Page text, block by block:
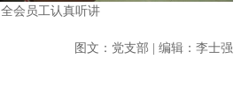
全会员工认真听讲
图文：党支部 | 编辑：李士强